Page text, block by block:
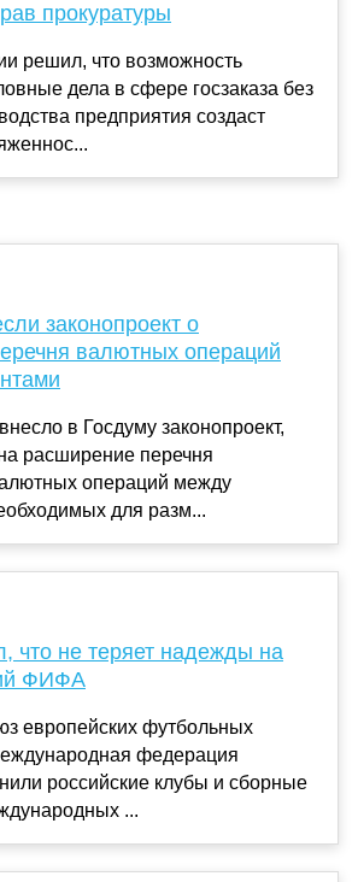
прокуратуры
решил, что возможность
дела в сфере госзаказа без
предприятия создаст
законопроект о
валютных операций
в Госдуму законопроект,
расширение перечня
операций между
для разм...
что не теряет надежды на
ФИФА
европейских футбольных
федерация
российские клубы и сборные
...